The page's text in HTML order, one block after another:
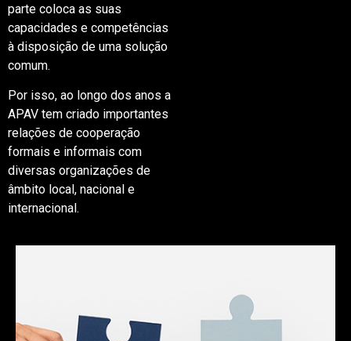
parte coloca as suas
capacidades e competências
à disposição de uma solução
comum.
Por isso, ao longo dos anos a
APAV tem criado importantes
relações de cooperação
formais e informais com
diversas organizações de
âmbito local, nacional e
internacional.